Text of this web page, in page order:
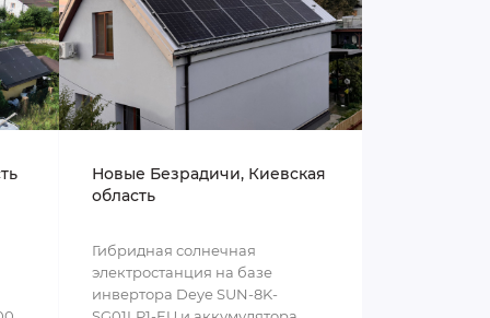
Новые Безрадичи, Киевская
область
Гибридная солнечная
электростанция на базе
инвертора Deye SUN-8K-